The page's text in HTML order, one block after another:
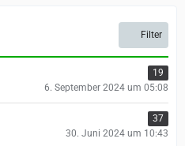
Filter
19
6. September 2024 um 05:08
37
30. Juni 2024 um 10:43